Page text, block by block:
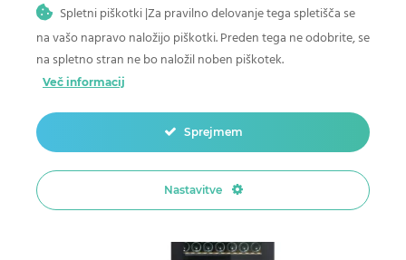
Spletni piškotki |Za pravilno delovanje tega spletišča se
na vašo napravo naložijo piškotki. Preden tega ne odobrite, se
na spletno stran ne bo naložil noben piškotek.
Več informacij
Sprejmem
Nastavitve